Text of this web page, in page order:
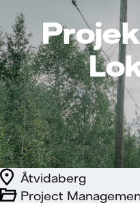
Project
Åtvidaberg